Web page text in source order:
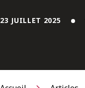
23 JUILLET 2025